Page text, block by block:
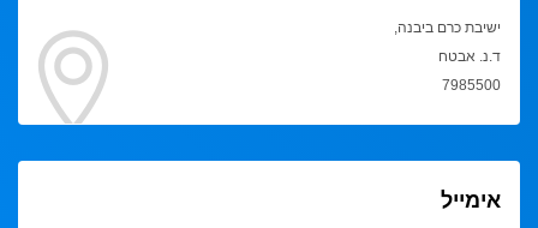
ישיבת כרם ביבנה,
ד.נ. אבטח
7985500
אימייל